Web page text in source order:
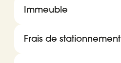
Immeuble
Frais de stationnement